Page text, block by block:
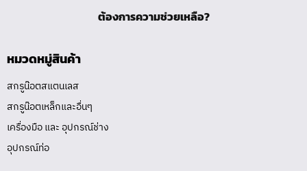
ต้องการความช่วยเหลือ?
หมวดหมู่สินค้า
สกรูน๊อตสแตนเลส
สกรูน๊อตเหล็กและอื่นๆ
เครื่องมือ และ อุปกรณ์ช่าง
อุปกรณ์ท่อ